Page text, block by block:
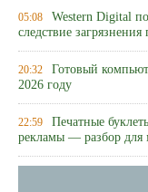
05:08 Western Digital
следствие
20:32 Готовый
2026 году
22:59 Печатные
рекламы — разбор для